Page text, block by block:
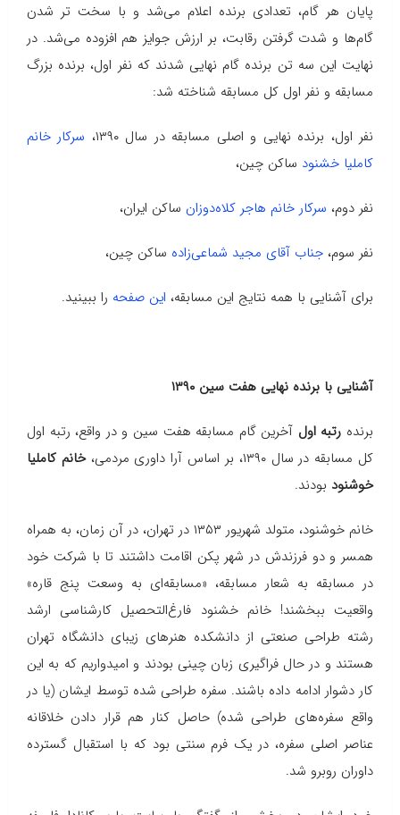
پایان هر گام، تعدادی برنده اعلام می‌شد و با سخت تر شدن
گام‌ها و شدت گرفتن رقابت، بر ارزش جوایز هم افزوده می‌شد. در
نهایت این سه تن برنده گام نهایی شدند که نفر اول، برنده بزرگ
مسابقه و نفر اول کل مسابقه شناخته شد:
نفر اول، برنده نهایی و اصلی مسابقه در سال ۱۳۹۰،
سرکار خانم
کاملیا خشنود ساکن چین،
نفر دوم، سرکار خانم هاجر کلاه‌دوزان ساکن ایران،
نفر سوم، جناب آقای مجید شماعی‌زاده ساکن چین،
برای آشنایی با همه نتایج این مسابقه، این صفحه را ببینید.
آشنایی با برنده نهایی هفت سین ۱۳۹۰
برنده رتبه اول آخرین گام مسابقه هفت سین و در واقع، رتبه اول
کل مسابقه در سال ۱۳۹۰، بر اساس آرا داوری مردمی،
خانم کاملیا
خوشنود بودند.
خانم خوشنود، متولد شهریور ۱۳۵۳ در تهران، در آن زمان، به همراه
همسر و دو فرزندش در شهر پکن اقامت داشتند تا با شرکت خود
در مسابقه به شعار مسابقه، «مسابقه‌ای به وسعت پنج قاره»
واقعیت ببخشند! خانم خشنود فارغ‌التحصیل کارشناسی ارشد
رشته طراحی صنعتی از دانشکده هنرهای زیبای دانشگاه تهران
هستند و در حال فراگیری زبان چینی بودند و امیدواریم که به این
کار دشوار ادامه داده باشند. سفره طراحی شده توسط ایشان (یا در
واقع سفره‌های طراحی شده) حاصل کنار هم قرار دادن خلاقانه
عناصر اصلی سفره، در یک فرم سنتی بود که با استقبال گسترده
داوران روبرو شد.